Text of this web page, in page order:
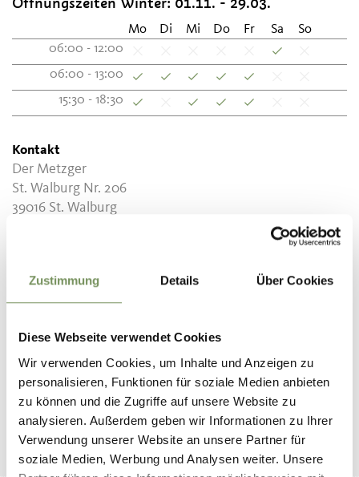
Zustimmung Details Über Cookies
Diese Webseite verwendet Cookies
Wir verwenden Cookies, um Inhalte und Anzeigen zu
personalisieren, Funktionen für soziale Medien anbieten
zu können und die Zugriffe auf unsere Website zu
analysieren. Außerdem geben wir Informationen zu Ihrer
Verwendung unserer Website an unsere Partner für
soziale Medien, Werbung und Analysen weiter. Unsere
Mo Di Mi Do Fr Sa
So
06:00 - 12:00
06:00 - 13:00
15:30 - 18:30
Kontakt
Der Metzger
St. Walburg Nr. 206
39016 St. Walburg
WAR DER INHALT FÜR DICH HILFREICH?
JA NEIN